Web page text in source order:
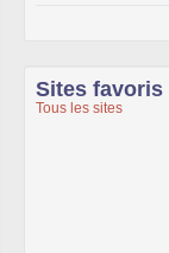
Sites favoris
Tous les sites